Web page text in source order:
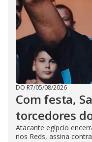
DO R7/05/08/2026
Com festa,
torcedores
Atacante egípcio
nos Reds, assina